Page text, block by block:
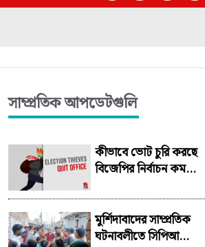
সাম্প্রতিক আপডেটগুলি
কীভাবে ভোট চুরি করছে
বিজেপির নির্বাচন কম...
মুর্শিদাবাদের সাম্প্রতিক
ঘটনাবলীতে সিপিআ...